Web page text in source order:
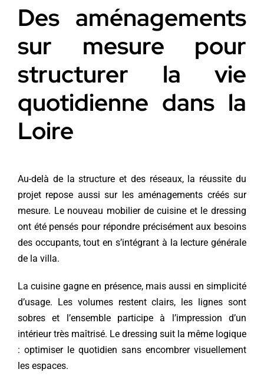
Des aménagements
sur mesure pour
structurer la vie
quotidienne dans la
Loire
Au-delà de la structure et des réseaux, la réussite du
projet repose aussi sur les aménagements créés sur
mesure. Le nouveau mobilier de cuisine et le dressing
ont été pensés pour répondre précisément aux besoins
des occupants, tout en s’intégrant à la lecture générale
de la villa.
La cuisine gagne en présence, mais aussi en simplicité
d’usage. Les volumes restent clairs, les lignes sont
sobres et l’ensemble participe à l’impression d’un
intérieur très maîtrisé. Le dressing suit la même logique
: optimiser le quotidien sans encombrer visuellement
les espaces.